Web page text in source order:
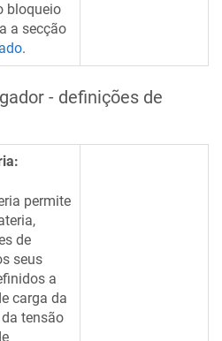
bloqueio
a secção
.
- definições de
permite
de
seus
a
carga da
tensão